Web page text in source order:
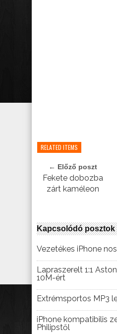
RELATED ITEMS
← Előző poszt
Fekete dobozba
zárt kaméleon
Kapcsolódó posztok
Vezetékes iPhone
Lapraszerelt 1:1
10M-ért
Extrémsportos MP3
iPhone kompatibilis
Philipstől